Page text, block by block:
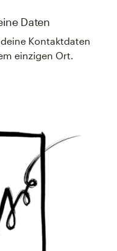
Daten
Kontaktdaten
einzigen Ort.